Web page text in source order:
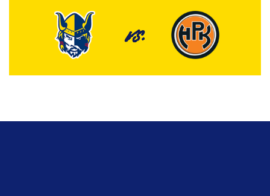
VS.